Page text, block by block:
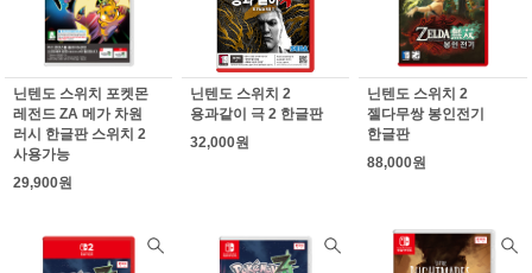
닌텐도 스위치 포켓몬
레전드 ZA 메가 차원
러시 한글판 스위치 2
사용가능
29,900원
닌텐도 스위치 2
용과같이 극 2 한글판
32,000원
닌텐도 스위치 2
젤다무쌍 봉인전기
한글판
88,000원